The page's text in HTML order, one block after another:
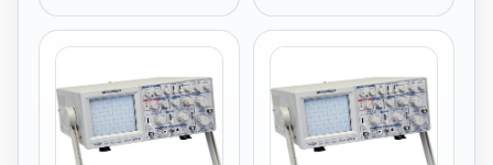
엔케이 309
이 2120C 2120C비앤케이
비앤케이 2120C 2120C비
엔케이 비엔케이 2120C
2125C 2125C BK BK
2125C 2125C B&K B&K
2125C 2125C 비케이 비케
이 2125C 2125C 비앤케이